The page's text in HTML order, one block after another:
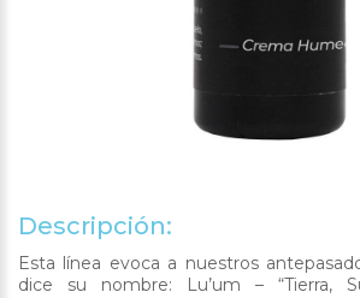
Descripción:
Esta línea evoca a nuestros
dice su nombre: Lu’um – “Tierra,